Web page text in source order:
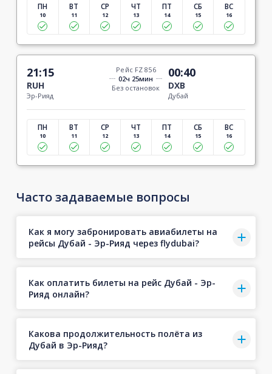
ПН
10
ВТ
11
СР
12
ЧТ
13
ПТ
14
СБ
15
ВС
16
21:15
RUH
Эр-Рияд
Рейс FZ 856
02ч 25мин
Без остановок
00:40
DXB
Дубай
ПН
10
ВТ
11
СР
12
ЧТ
13
ПТ
14
СБ
15
ВС
16
Часто задаваемые вопросы
Как я могу забронировать авиабилеты на
рейсы Дубай - Эр-Рияд через flydubai?
Как оплатить билеты на рейс Дубай - Эр-
Рияд онлайн?
Какова продолжительность полёта из
Дубай в Эр-Рияд?